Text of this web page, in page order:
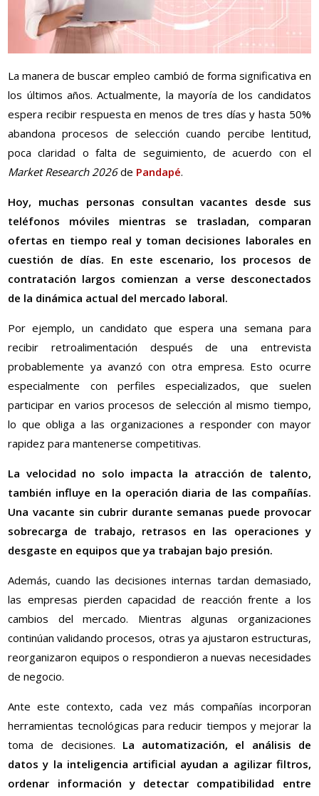
La manera de buscar empleo cambió de forma significativa en
los últimos años. Actualmente, la mayoría de los candidatos
espera recibir respuesta en menos de tres días y hasta 50%
abandona procesos de selección cuando percibe lentitud,
poca claridad o falta de seguimiento, de acuerdo con el
Market Research 2026de Pandapé.
Hoy, muchas personas consultan vacantes desde sus
teléfonos móviles mientras se trasladan, comparan
ofertas en tiempo real y toman decisiones laborales en
cuestión de días. En este escenario, los procesos de
contratación largos comienzan a verse desconectados
de la dinámica actual del mercado laboral.
Por ejemplo, un candidato que espera una semana para
recibir retroalimentación después de una entrevista
probablemente ya avanzó con otra empresa. Esto ocurre
especialmente con perfiles especializados, que suelen
participar en varios procesos de selección al mismo tiempo,
lo que obliga a las organizaciones a responder con mayor
rapidez para mantenerse competitivas.
La velocidad no solo impacta la atracción de talento,
también influye en la operación diaria de las compañías.
Una vacante sin cubrir durante semanas puede provocar
sobrecarga de trabajo, retrasos en las operaciones y
desgaste en equipos que ya trabajan bajo presión.
Además, cuando las decisiones internas tardan demasiado,
las empresas pierden capacidad de reacción frente a los
cambios del mercado. Mientras algunas organizaciones
continúan validando procesos, otras ya ajustaron estructuras,
reorganizaron equipos o respondieron a nuevas necesidades
de negocio.
Ante este contexto, cada vez más compañías incorporan
herramientas tecnológicas para reducir tiempos y mejorar la
toma de decisiones. La automatización, el análisis de
datos y la inteligencia artificial ayudan a agilizar filtros,
ordenar información y detectar compatibilidad entre